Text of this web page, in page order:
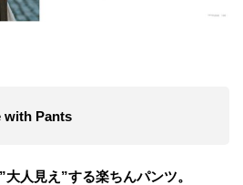
with Pants
人見え”する楽ちんパンツ。